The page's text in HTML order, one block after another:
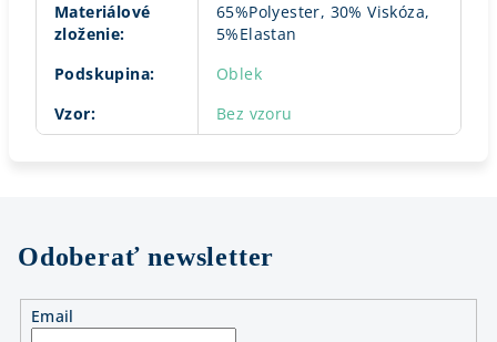
Materiálové
zloženie:
65%Polyester, 30% Viskóza,
5%Elastan
Podskupina:
Oblek
Vzor: Bez vzoru
Odoberať newsletter
Email